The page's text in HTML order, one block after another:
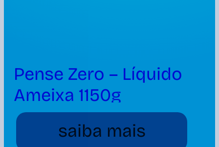
Pense Zero – Líquido
Ameixa 1150g
saiba mais